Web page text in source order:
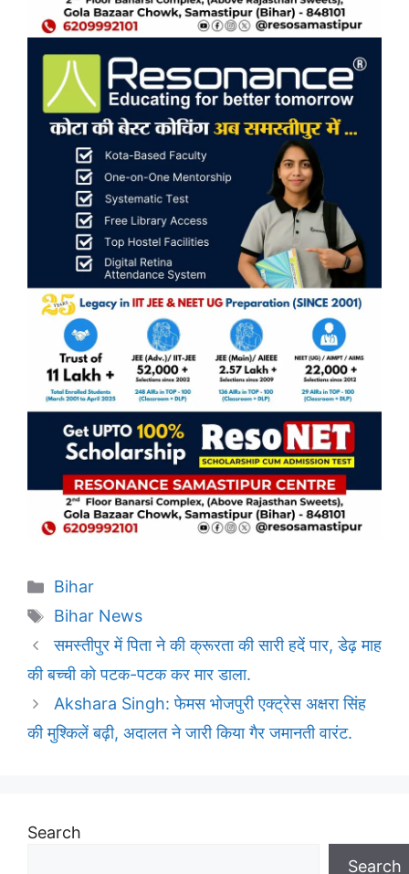
Categories
Bihar
Tags
Bihar News
समस्तीपुर में पिता ने की क्रूरता की सारी हदें पार, डेढ़ माह
की बच्ची को पटक-पटक कर मार डाला.
Akshara Singh: फेमस भोजपुरी एक्ट्रेस अक्षरा सिंह
की मुश्किलें बढ़ी, अदालत ने जारी किया गैर जमानती वारंट.
Search
Search